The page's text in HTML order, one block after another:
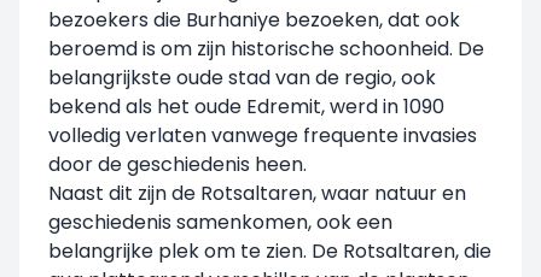
bezoekers die Burhaniye bezoeken, dat ook
beroemd is om zijn historische schoonheid. De
belangrijkste oude stad van de regio, ook
bekend als het oude Edremit, werd in 1090
volledig verlaten vanwege frequente invasies
door de geschiedenis heen.
Naast dit zijn de Rotsaltaren, waar natuur en
geschiedenis samenkomen, ook een
belangrijke plek om te zien. De Rotsaltaren, die